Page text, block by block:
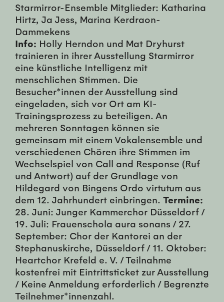
Starmirror-Ensemble Mitglieder: Katharina
Hirtz, Ja Jess, Marina Kerdraon-
Dammekens
Info: Holly Herndon und Mat Dryhurst
trainieren in ihrer Ausstellung Starmirror
eine künstliche Intelligenz mit
menschlichen Stimmen. Die
Besucher*innen der Ausstellung sind
eingeladen, sich vor Ort am KI-
Trainingsprozess zu beteiligen. An
mehreren Sonntagen können sie
gemeinsam mit einem Vokalensemble und
verschiedenen Chören ihre Stimmen im
Wechselspiel von Call and Response (Ruf
und Antwort) auf der Grundlage von
Hildegard von Bingens Ordo virtutum aus
dem 12. Jahrhundert einbringen. Termine:
28. Juni: Junger Kammerchor Düsseldorf /
19. Juli: Frauenschola aura sonans / 27.
September: Chor der Kantorei an der
Stephanuskirche, Düsseldorf / 11. Oktober:
Heartchor Krefeld e. V. / Teilnahme
kostenfrei mit Eintrittsticket zur Ausstellung
/ Keine Anmeldung erforderlich / Begrenzte
Teilnehmer*innenzahl.